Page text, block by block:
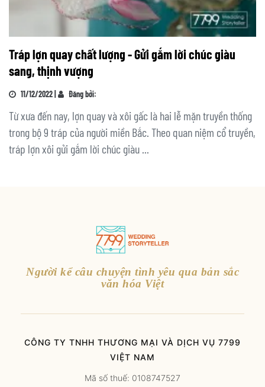
Tráp lợn quay chất lượng - Gửi gắm lời chúc giàu
sang, thịnh vượng
11/12/2022 | Đăng bởi:
Từ xưa đến nay, lợn quay và xôi gấc là hai lễ mặn truyền thống
trong bộ 9 tráp của người miền Bắc. Theo quan niệm cổ truyền,
tráp lợn xôi gửi gắm lời chúc giàu ...
Người kể câu chuyện tình yêu qua bản sắc
văn hóa Việt
CÔNG TY TNHH THƯƠNG MẠI VÀ DỊCH VỤ 7799
VIỆT NAM
Mã số thuế: 0108747527